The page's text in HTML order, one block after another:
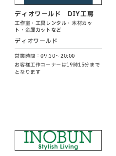
ディオワールド DIY工房
工作室・工具レンタル・木材カッ
ト・金属カットなど
ディオワールド
営業時間：09:30～20:00
お客様工作コーナーは19時15分まで
となります